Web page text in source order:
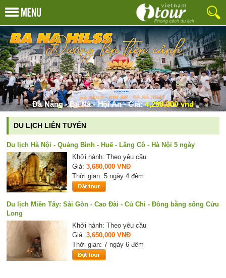
Đà Nẵng - Bà Nà - Hội An - Giá:4,290,000 vnđ
DU LỊCH LIÊN TUYẾN
Du lịch Hà Nội - Quảng Bình - Huế - Lăng Cô - Hà Nội 5 ngày
Khởi hành: Theo yêu cầu
Giá:3,680,000 VNĐ
Thời gian: 5 ngày 4 đêm
Du lịch Miền Tây: Sài Gòn - Cao Đài - Củ Chi - Đồng bằng sông Cửu
Long
Khởi hành: Theo yêu cầu
Giá:3,650,000 VNĐ
Thời gian: 7 ngày 6 đêm